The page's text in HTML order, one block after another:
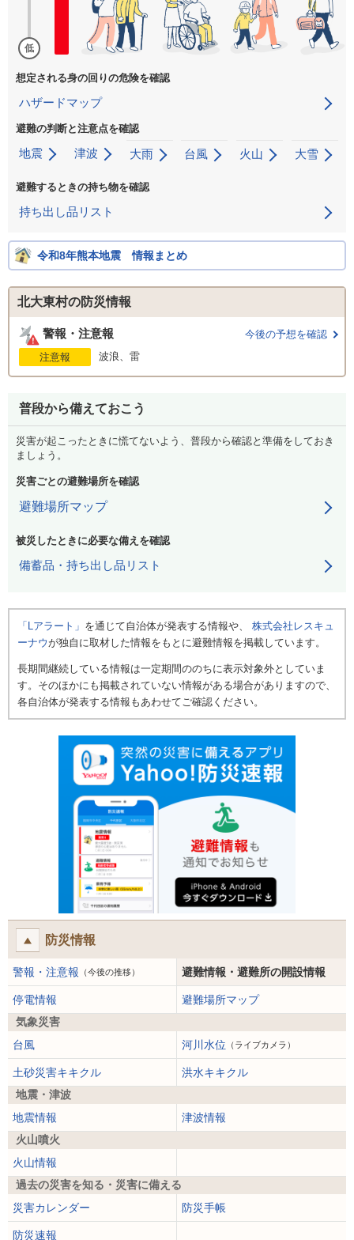
低
想定される身の回りの危険を確認
ハザードマップ
避難の判断と注意点を確認
地震 津波 大雨 台風 火山 大雪
避難するときの持ち物を確認
持ち出し品リスト
令和8年熊本地震 情報まとめ
北大東村の防災情報
警報・注意報
今後の予想を確認
注意報
波浪、雷
普段から備えておこう
災害が起こったときに慌てないよう、普段から確認と準備をしておき
ましょう。
災害ごとの避難場所を確認
避難場所マップ
被災したときに必要な備えを確認
備蓄品・持ち出し品リスト
「Lアラート」 を通じて自治体が発表する情報や、 株式会社レスキュ
ーナウが独自に取材した情報をもとに避難情報を掲載しています。
長期間継続している情報は一定期間ののちに表示対象外としていま
す。そのほかにも掲載されていない情報がある場合がありますので、
各自治体が発表する情報もあわせてご確認ください。
防災情報
警報・注意報 （今後の推移） 避難情報・避難所の開設情報
停電情報
避難場所マップ
気象災害
台風
河川水位 （ライブカメラ）
土砂災害キキクル
洪水キキクル
地震・津波
地震情報
津波情報
火山噴火
火山情報
過去の災害を知る・災害に備える
災害カレンダー
防災手帳
防災速報